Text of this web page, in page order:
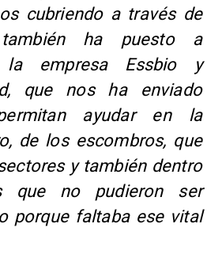
cubriendo a través de
ha puesto a
la empresa Essbio y
que nos ha enviado
ayudar en la
de los escombros, que
y también dentro
que no pudieron ser
porque faltaba ese vital